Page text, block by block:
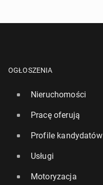
OGŁOSZENIA
Nieruchomości
Pracę oferują
Profile kandydatów
Usługi
Motoryzacja